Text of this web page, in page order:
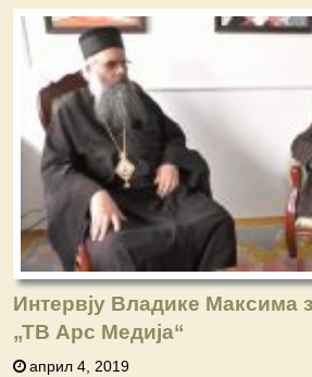
Интервју Владике Максима
„ТВ Арс Медија“
април 4, 2019